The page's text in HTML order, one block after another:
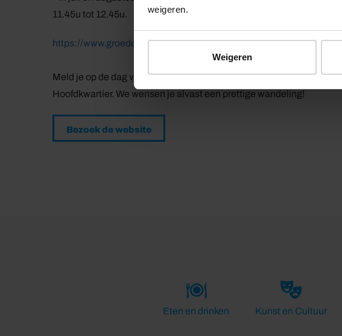
weigeren.
Weigeren
11.45u tot 12.45u.
https://www.groedepodium.nl/bunkertocht
Meld je op de dag van de Bunkertocht minimaal 5 minuten voor
Hoofdkwartier. We wensen je alvast een prettige wandeling!
Bezoek de website
Eten en drinken Kunst en Cultuur